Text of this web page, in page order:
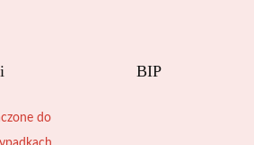
do
BIP